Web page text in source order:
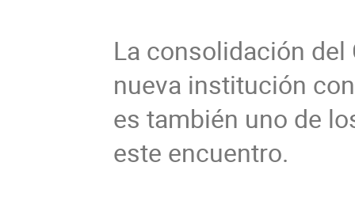
La consolidación
nueva institución
es también uno de
este encuentro.